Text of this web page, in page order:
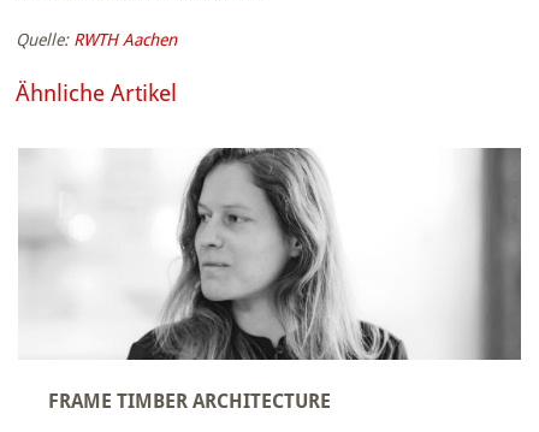
Quelle: RWTH Aachen
Ähnliche Artikel
FRAME TIMBER ARCHITECTURE